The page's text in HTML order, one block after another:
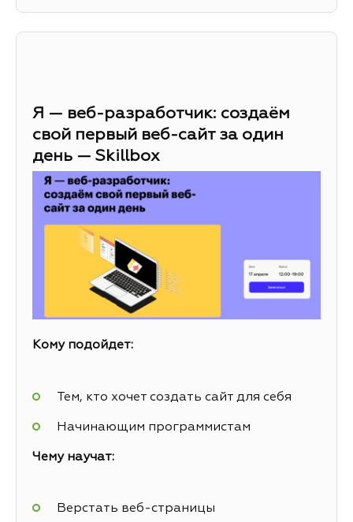
Я — веб-разработчик: создаём
свой первый веб-сайт за один
день — Skillbox
Кому подойдет:
Тем, кто хочет создать сайт для себя
Начинающим программистам
Чему научат:
Верстать веб-страницы